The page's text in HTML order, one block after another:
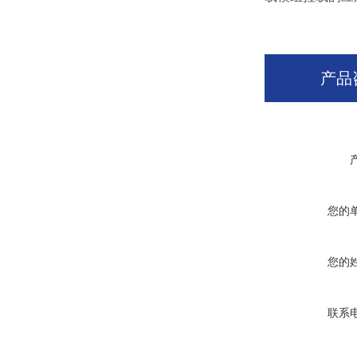
产品
您的
您的
联系